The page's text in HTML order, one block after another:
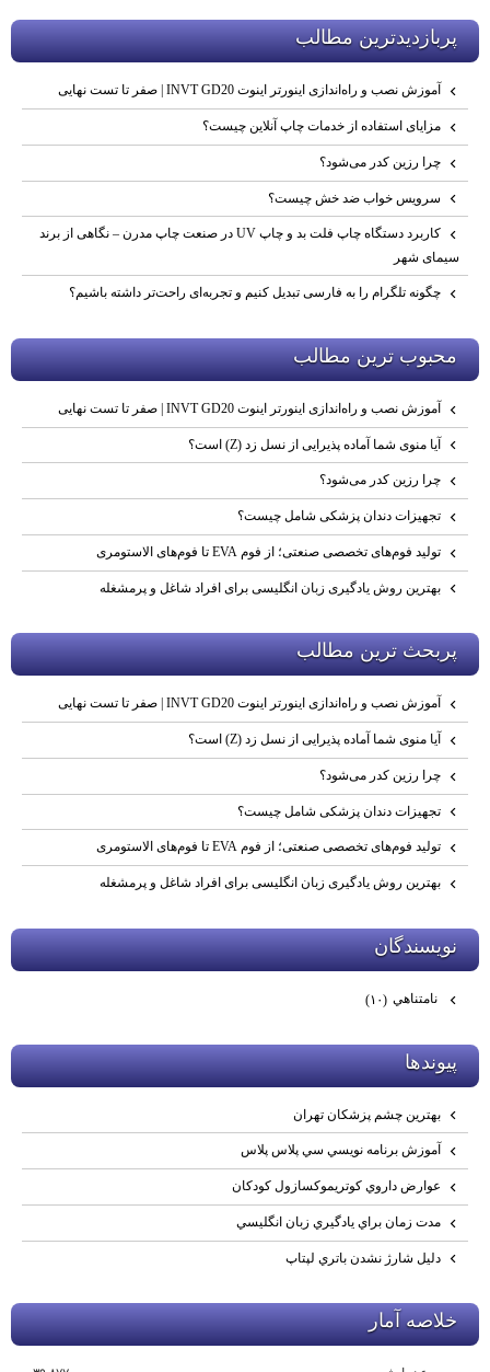
پربازديدترين مطالب
آموزش نصب و راه‌اندازی اینورتر اینوت INVT GD20 | صفر تا تست نهایی
مزایای استفاده از خدمات چاپ آنلاین چیست؟
چرا رزین کدر می‌شود؟
سرویس خواب ضد خش چیست؟
کاربرد دستگاه چاپ فلت‌ بد و چاپ UV در صنعت چاپ مدرن – نگاهی از برند
سیمای شهر
چگونه تلگرام را به فارسی تبدیل کنیم و تجربه‌ای راحت‌تر داشته باشیم؟
محبوب ترين مطالب
آموزش نصب و راه‌اندازی اینورتر اینوت INVT GD20 | صفر تا تست نهایی
آیا منوی شما آماده پذیرایی از نسل زد (Z) است؟
چرا رزین کدر می‌شود؟
تجهیزات دندان پزشکی شامل چیست؟
تولید فوم‌های تخصصی صنعتی؛ از فوم EVA تا فوم‌های الاستومری
بهترین روش یادگیری زبان انگلیسی برای افراد شاغل و پرمشغله
پربحث ترين مطالب
آموزش نصب و راه‌اندازی اینورتر اینوت INVT GD20 | صفر تا تست نهایی
آیا منوی شما آماده پذیرایی از نسل زد (Z) است؟
چرا رزین کدر می‌شود؟
تجهیزات دندان پزشکی شامل چیست؟
تولید فوم‌های تخصصی صنعتی؛ از فوم EVA تا فوم‌های الاستومری
بهترین روش یادگیری زبان انگلیسی برای افراد شاغل و پرمشغله
نويسندگان
نامتناهي (۱۰)
پيوندها
بهترين چشم پزشكان تهران
آموزش برنامه نويسي سي پلاس پلاس
عوارض داروي كوتريموكسازول كودكان
مدت زمان براي يادگيري زبان انگليسي
دليل شارژ نشدن باتري لپتاپ
خلاصه آمار